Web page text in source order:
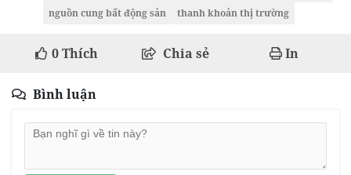
nguồn cung bất động sản
thanh khoản thị trường
0Thích Chia sẻ In
Bình luận